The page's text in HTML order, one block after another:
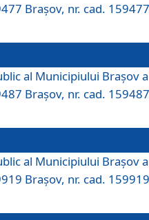
Brașov, nr. cad.
al Municipiului Braşov a
Brașov, nr. cad.
al Municipiului Braşov a
Brașov, nr. cad.